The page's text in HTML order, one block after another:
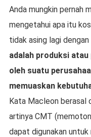
Anda mungkin pernah
mengetahui apa itu
tidak asing lagi
adalah produksi
oleh suatu
memuaskan
Kata Macleon berasal
artinya CMT
dapat digunakan